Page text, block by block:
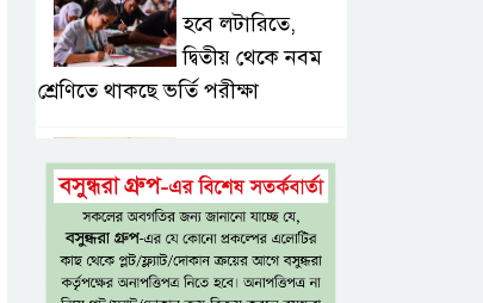
হবে লটারিতে,
দ্বিতীয় থেকে নবম
শ্রেণিতে থাকছে ভর্তি পরীক্ষা
বৃদ্ধি প্রত্যাখ্যান,
নতুন মজুরি বোর্ড
গঠনের দাবি চা শ্রমিক ইউনিয়নের